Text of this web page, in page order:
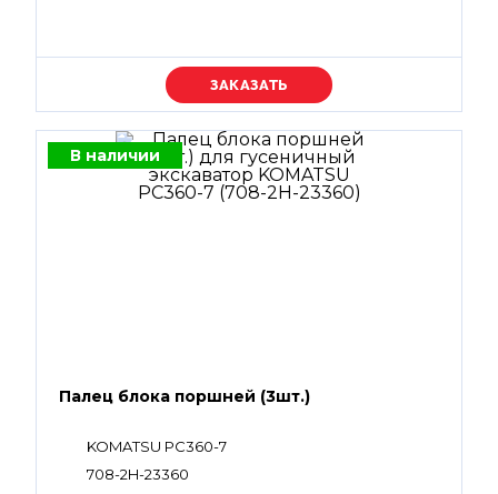
Уточняйте цену
В наличии
Палец блока поршней (3шт.)
KOMATSU PC360-7
708-2H-23360